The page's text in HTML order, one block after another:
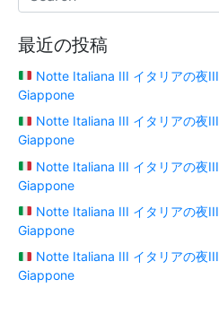
最近の投稿
Notte Italiana III イタリアの夜III
Giappone
Notte Italiana III イタリアの夜III
Giappone
Notte Italiana III イタリアの夜III
Giappone
Notte Italiana III イタリアの夜III
Giappone
Notte Italiana III イタリアの夜III
Giappone